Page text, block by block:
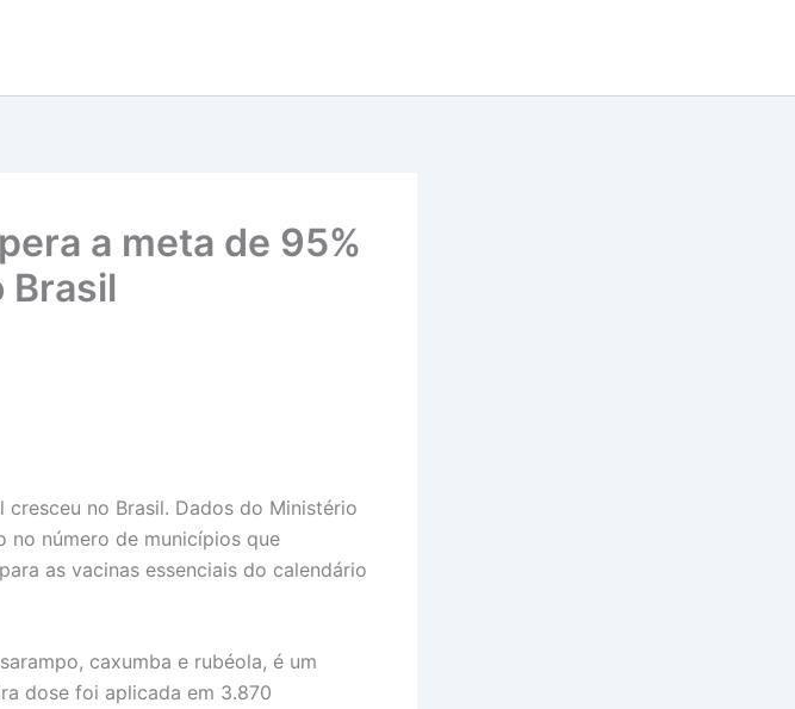
a meta de 95%
Brasil
no Brasil. Dados do Ministério
no número de municípios que
as vacinas essenciais do calendário
caxumba e rubéola, é um
dose foi aplicada em 3.870